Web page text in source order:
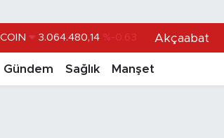
DOLAR 47,7143 %0.16
EURO 55,0317 %-0.02
STERLİN 64,2463 %0.07
Akçaabat
Gündem Sağlık Manşet